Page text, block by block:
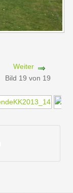
Weiter
Bild 19 von 19